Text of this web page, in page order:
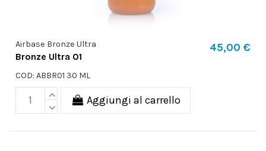
Airbase Bronze Ultra
Bronze Ultra 01
45,00 €
COD: ABBR01 30 ML
Aggiungi al carrello